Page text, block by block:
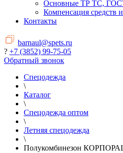
Основные ТР ТС,
Компенсация средств
Контакты
barnaul@spets.ru
? +7 (3852) 99-75-05
Обратный звонок
Спецодежда
\
Каталог
\
Спецодежда оптом
\
Летняя спецодежда
\
Полукомбинезон